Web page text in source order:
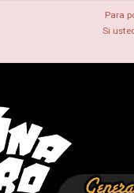
Para
Si